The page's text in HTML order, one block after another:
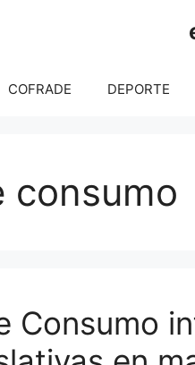
COFRADE DEPORTE
consumo
Consumo